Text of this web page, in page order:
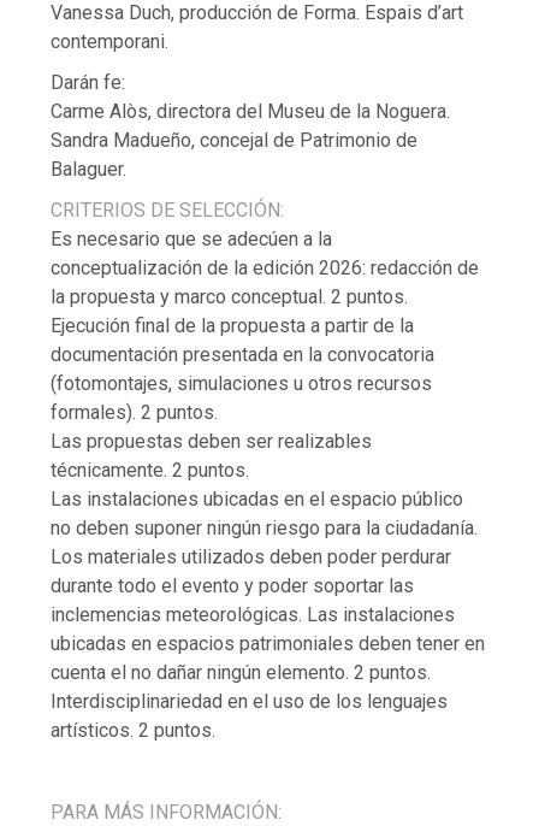
Vanessa Duch, producción de Forma. Espais d’art
contemporani.
Darán fe:
Carme Alòs, directora del Museu de la Noguera.
Sandra Madueño, concejal de Patrimonio de
Balaguer.
CRITERIOS DE SELECCIÓN:
Es necesario que se adecúen a la
conceptualización de la edición 2026: redacción de
la propuesta y marco conceptual. 2 puntos.
Ejecución final de la propuesta a partir de la
documentación presentada en la convocatoria
(fotomontajes, simulaciones u otros recursos
formales). 2 puntos.
Las propuestas deben ser realizables
técnicamente. 2 puntos.
Las instalaciones ubicadas en el espacio público
no deben suponer ningún riesgo para la ciudadanía.
Los materiales utilizados deben poder perdurar
durante todo el evento y poder soportar las
inclemencias meteorológicas. Las instalaciones
ubicadas en espacios patrimoniales deben tener en
cuenta el no dañar ningún elemento. 2 puntos.
Interdisciplinariedad en el uso de los lenguajes
artísticos. 2 puntos.
PARA MÁS INFORMACIÓN: